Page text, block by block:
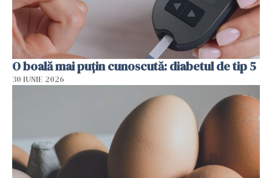
O boală mai puțin cunoscută: diabetul de tip 5
30 IUNIE 2026